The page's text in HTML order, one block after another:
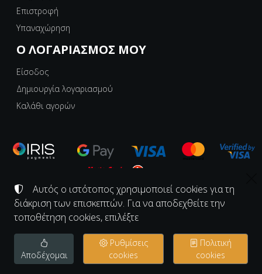
Επιστροφή
Υπαναχώρηση
Ο ΛΟΓΑΡΙΑΣΜΌΣ ΜΟΥ
Είσοδος
Δημιουργία λογαριασμού
Καλάθι αγορών
©2008-2026 ΕΡΓΑΣΤΗΡΙΟ ΚΟΝΑΚΙ - KONAKI.GR
Αριθμός ΓΕΜΗ: 139997726000
Όροι χρήσης
Πολιτική απορρήτου
Ρυθμίσεις cookies
TORUS website
Αυτός ο ιστότοπος χρησιμοποιεί cookies για τη
διάκριση των επισκεπτών. Για να αποδεχθείτε την
τοποθέτηση cookies, επιλέξτε
Αποδέχομαι
Ρυθμίσεις
cookies
Πολιτική
cookies